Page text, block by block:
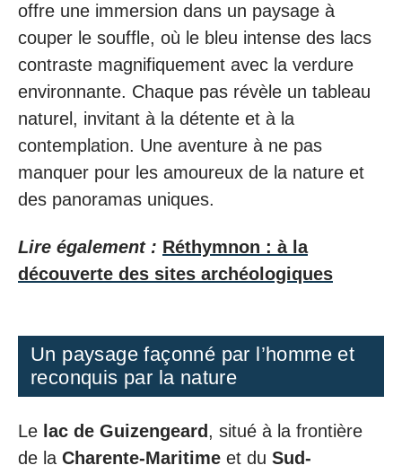
offre une immersion dans un paysage à
couper le souffle, où le bleu intense des lacs
contraste magnifiquement avec la verdure
environnante. Chaque pas révèle un tableau
naturel, invitant à la détente et à la
contemplation. Une aventure à ne pas
manquer pour les amoureux de la nature et
des panoramas uniques.
Lire également : Réthymnon : à la
découverte des sites archéologiques
Un paysage façonné par l’homme et
reconquis par la nature
Le lac de Guizengeard, situé à la frontière
de la Charente-Maritime et du Sud-